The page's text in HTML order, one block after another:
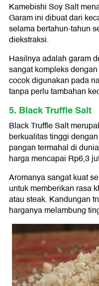
Kamebishi Soy Salt
Garam ini dibuat dari
selama bertahun-tahun
diekstraksi.
Hasilnya adalah garam
sangat kompleks
cocok digunakan pada
tanpa perlu tambahan
5. Black Truffle Salt
Black Truffle Salt
berkualitas tinggi
pangan termahal di
harga mencapai Rp6,3
Aromanya sangat kuat
untuk memberikan rasa
atau steak. Kandungan
harganya melambung